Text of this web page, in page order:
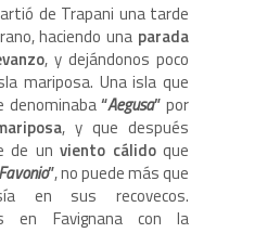
de Trapani una tarde
haciendo una parada
, y dejándonos poco
mariposa. Una isla que
denominaba“Aegusa” por
, y que después
de unviento cálidoque
Favonio”, no puede más que
en sus recovecos.
en Favignana con la